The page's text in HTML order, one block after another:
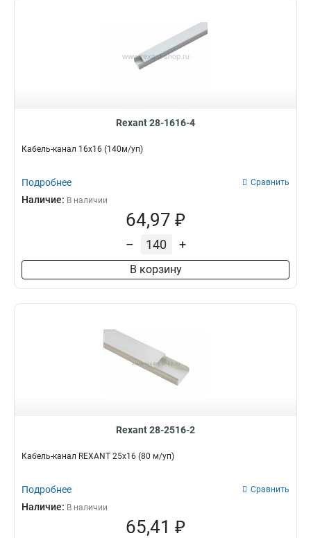
Rexant 28-1616-4
Кабель-канал 16х16 (140м/уп)
Подробнее Сравнить
Наличие: В наличии
64,97 ₽
– +
В корзину
Rexant 28-2516-2
Кабель-канал REXANT 25х16 (80 м/уп)
Подробнее Сравнить
Наличие: В наличии
65,41 ₽